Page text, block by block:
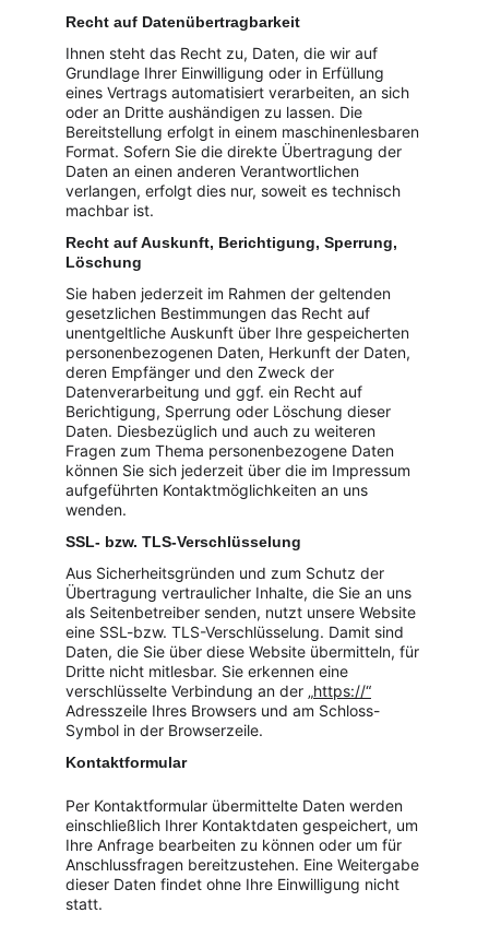
Recht auf Datenübertragbarkeit
Ihnen steht das Recht zu, Daten, die wir auf
Grundlage Ihrer Einwilligung oder in Erfüllung
eines Vertrags automatisiert verarbeiten, an sich
oder an Dritte aushändigen zu lassen. Die
Bereitstellung erfolgt in einem maschinenlesbaren
Format. Sofern Sie die direkte Übertragung der
Daten an einen anderen Verantwortlichen
verlangen, erfolgt dies nur, soweit es technisch
machbar ist.
Recht auf Auskunft, Berichtigung, Sperrung,
Löschung
Sie haben jederzeit im Rahmen der geltenden
gesetzlichen Bestimmungen das Recht auf
unentgeltliche Auskunft über Ihre gespeicherten
personenbezogenen Daten, Herkunft der Daten,
deren Empfänger und den Zweck der
Datenverarbeitung und ggf. ein Recht auf
Berichtigung, Sperrung oder Löschung dieser
Daten. Diesbezüglich und auch zu weiteren
Fragen zum Thema personenbezogene Daten
können Sie sich jederzeit über die im Impressum
aufgeführten Kontaktmöglichkeiten an uns
wenden.
SSL- bzw. TLS-Verschlüsselung
Aus Sicherheitsgründen und zum Schutz der
Übertragung vertraulicher Inhalte, die Sie an uns
als Seitenbetreiber senden, nutzt unsere Website
eine SSL-bzw. TLS-Verschlüsselung. Damit sind
Daten, die Sie über diese Website übermitteln, für
Dritte nicht mitlesbar. Sie erkennen eine
verschlüsselte Verbindung an der „https://“
Adresszeile Ihres Browsers und am Schloss-
Symbol in der Browserzeile.
Kontaktformular
Per Kontaktformular übermittelte Daten werden
einschließlich Ihrer Kontaktdaten gespeichert, um
Ihre Anfrage bearbeiten zu können oder um für
Anschlussfragen bereitzustehen. Eine Weitergabe
dieser Daten findet ohne Ihre Einwilligung nicht
statt.